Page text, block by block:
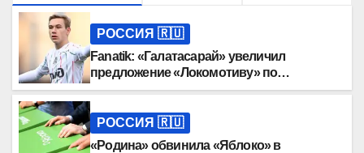
РОССИЯ 🇷🇺
Fanatik: «Галатасарай» увеличил
предложение «Локомотиву» по
трансферу Батракова
РОССИЯ 🇷🇺
«Родина» обвинила «Яблоко» в